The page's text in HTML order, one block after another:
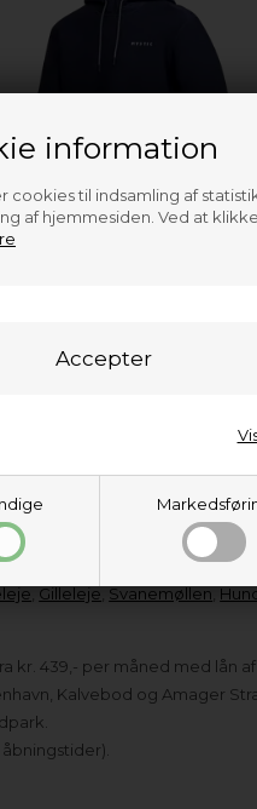
information
cookies til indsamling af
af hjemmesiden. Ved at
, lige fra et 2 t imers
Gilleleje Svanemøllen
kr. 439,- per måned med
Kalvebod og Amager